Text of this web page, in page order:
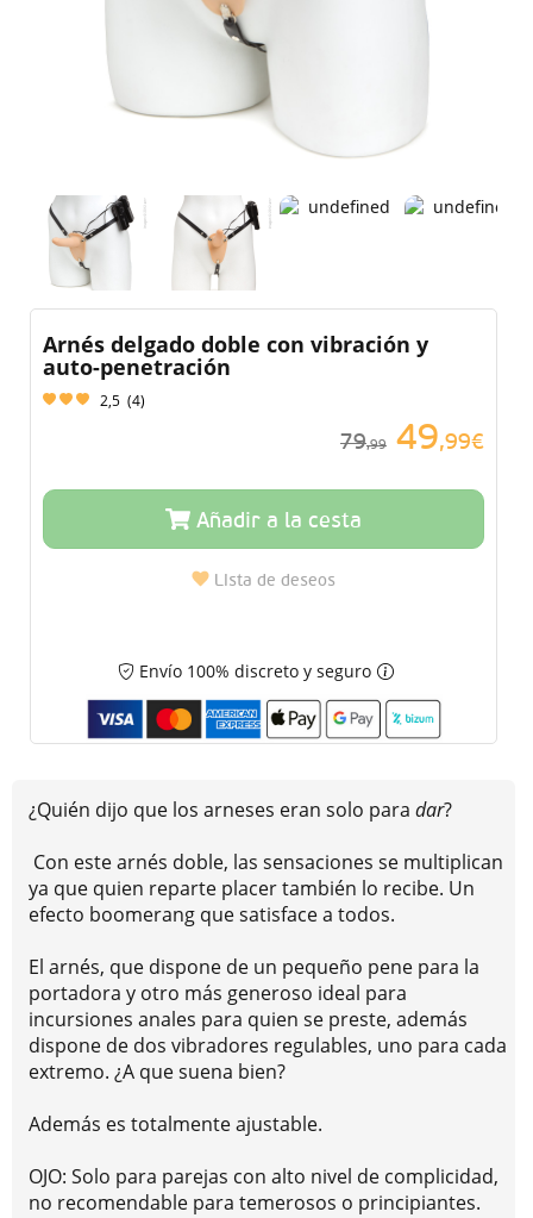
Arnés delgado doble con vibración y
auto-penetración
2,5 (4)
79,99 49,99€
Añadir a la cesta
Lista de deseos
Envío 100% discreto y seguro
¿Quién dijo que los arneses eran solo para dar?
Con este arnés doble, las sensaciones se multiplican
ya que quien reparte placer también lo recibe. Un
efecto boomerang que satisface a todos.
El arnés, que dispone de un pequeño pene para la
portadora y otro más generoso ideal para
incursiones anales para quien se preste, además
dispone de dos vibradores regulables, uno para cada
extremo. ¿A que suena bien?
Además es totalmente ajustable.
OJO: Solo para parejas con alto nivel de complicidad,
no recomendable para temerosos o principiantes.